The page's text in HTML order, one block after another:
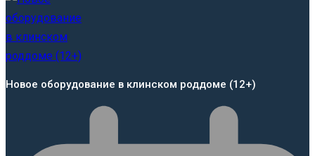
Новое оборудование в клинском роддоме (12+)